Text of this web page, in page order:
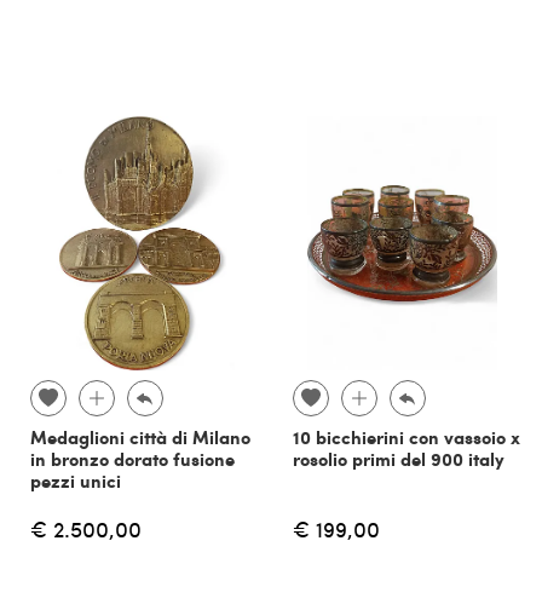
Medaglioni città di Milano
in bronzo dorato fusione
pezzi unici
€ 2.500,00
10 bicchierini con vassoio x
rosolio primi del 900 italy
€ 199,00